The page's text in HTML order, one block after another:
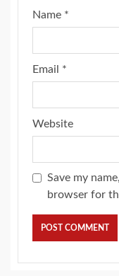
Name *
Email *
Website
Save my
browser for